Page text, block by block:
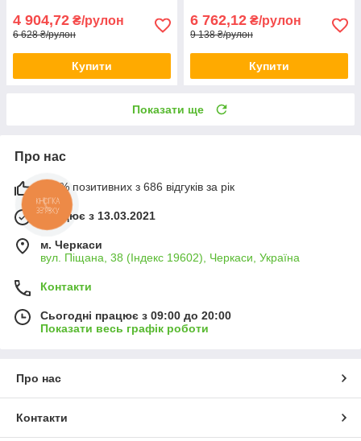
4 904,72 ₴/рулон
6 628 ₴/рулон
Купити
6 762,12 ₴/рулон
9 138 ₴/рулон
Купити
Показати ще
Про нас
100% позитивних з 686 відгуків за рік
Працює з 13.03.2021
м. Черкаси
вул. Піщана, 38 (Індекс 19602), Черкаси, Україна
Контакти
Сьогодні працює з 09:00 до 20:00
Показати весь графік роботи
Про нас
Контакти
КНОПКА
ЗВ'ЯЗКУ